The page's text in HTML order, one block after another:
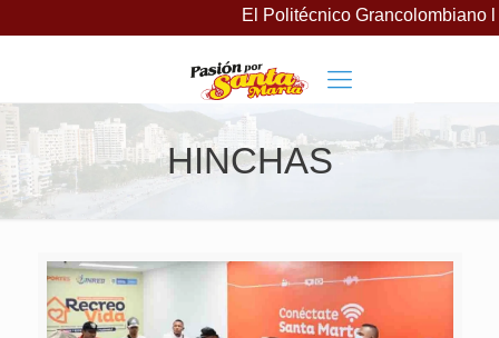
El Politécnico Grancolombiano
HINCHAS